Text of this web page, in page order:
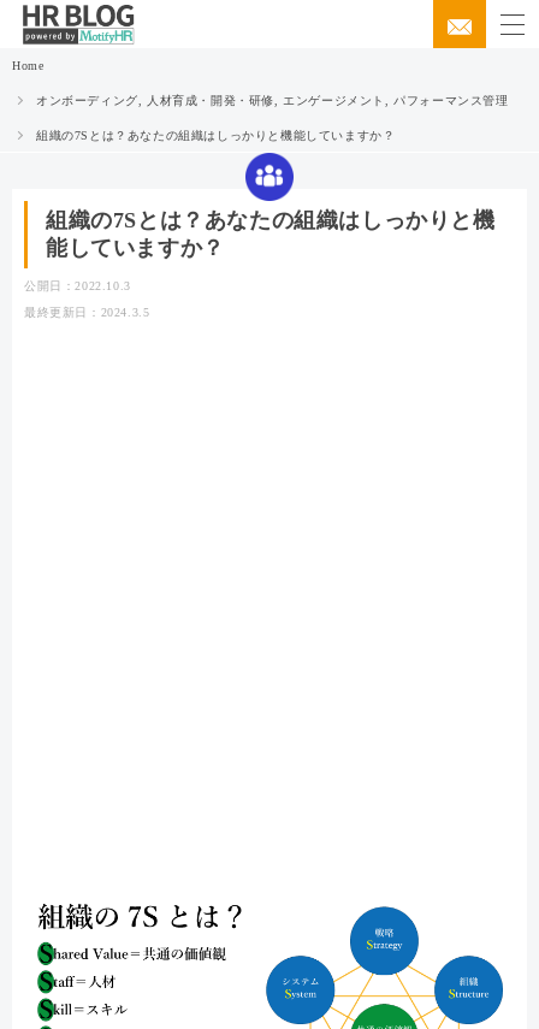
Home
オンボーディング 人材育成・開発・研修 エンゲージメント パフォーマンス管理
組織の7Sとは？あなたの組織はしっかりと機能していますか？
組織の7Sとは？あなたの組織はしっかりと機
能していますか？
公開日：2022.10.3
最終更新日：2024.3.5